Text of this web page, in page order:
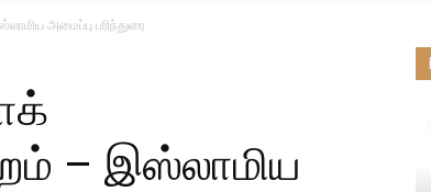
அமைப்பு பரிந்துரை
– இஸ்லாமிய